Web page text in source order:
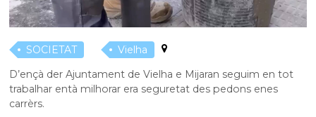
SOCIETAT
Vielha
D’ençà der Ajuntament de Vielha e Mijaran seguim en tot
trabalhar entà milhorar era seguretat des pedons enes
carrèrs.